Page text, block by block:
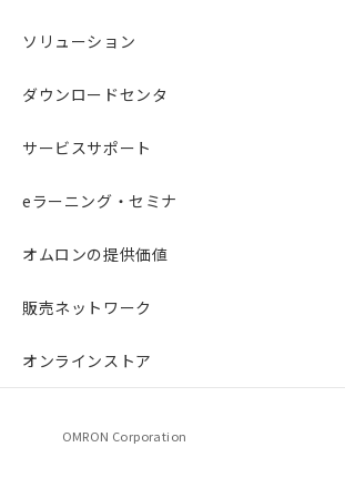
ソリューション
ダウンロードセンタ
サービスサポート
eラーニング・セミナ
オムロンの提供価値
販売ネットワーク
オンラインストア
OMRON Corporation